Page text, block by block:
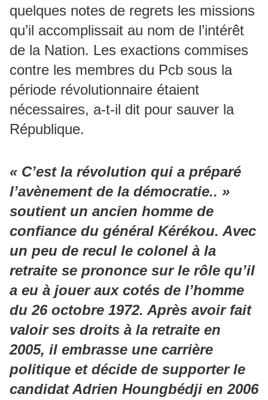
quelques notes de regrets les missions
qu’il accomplissait au nom de l’intérêt
de la Nation. Les exactions commises
contre les membres du Pcb sous la
période révolutionnaire étaient
nécessaires, a-t-il dit pour sauver la
République.
« C’est la révolution qui a préparé
l’avènement de la démocratie.. »
soutient un ancien homme de
confiance du général Kérékou. Avec
un peu de recul le colonel à la
retraite se prononce sur le rôle qu’il
a eu à jouer aux cotés de l’homme
du 26 octobre 1972. Après avoir fait
valoir ses droits à la retraite en
2005, il embrasse une carrière
politique et décide de supporter le
candidat Adrien Houngbédji en 2006